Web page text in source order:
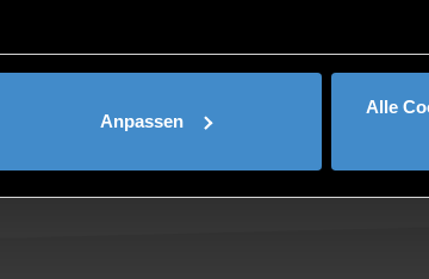
Anpassen
Alle